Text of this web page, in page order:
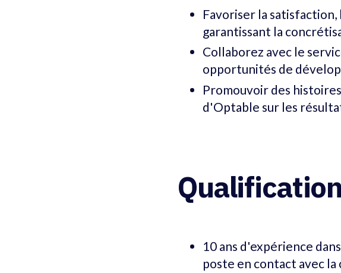
Favoriser la
garantissant la
Collaborez avec le
opportunités de
Promouvoir des
d'Optable sur les
10 ans d'expérience
poste en contact avec